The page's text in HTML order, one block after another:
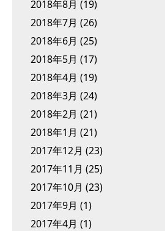
2018年8月 (19)
2018年7月 (26)
2018年6月 (25)
2018年5月 (17)
2018年4月 (19)
2018年3月 (24)
2018年2月 (21)
2018年1月 (21)
2017年12月 (23)
2017年11月 (25)
2017年10月 (23)
2017年9月 (1)
2017年4月 (1)